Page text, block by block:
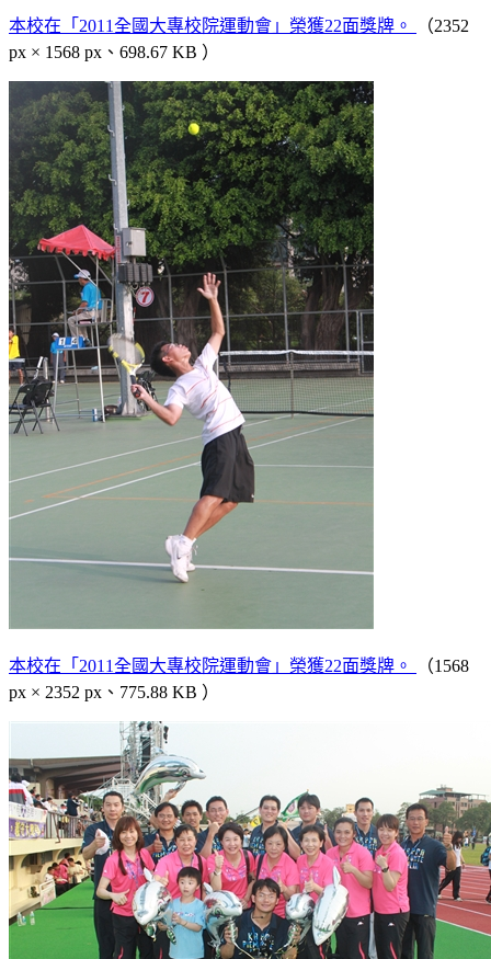
本校在「2011全國大專校院運動會」榮獲22面獎牌。
（2352
px × 1568 px、698.67 KB ）
本校在「2011全國大專校院運動會」榮獲22面獎牌。
（1568
px × 2352 px、775.88 KB ）